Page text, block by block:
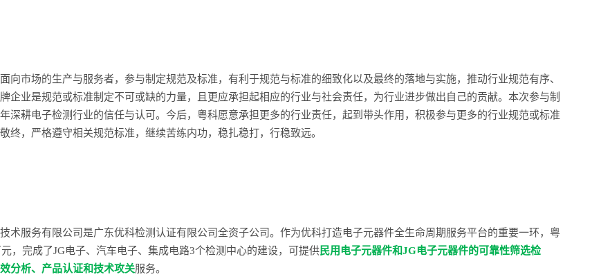
向市场的生产与服务者，参与制定规范及标准，有利于规范与标准的细致化以及最终的落地与实施，推动行业规范有序、
企业是规范或标准制定不可或缺的力量，且更应承担起相应的行业与社会责任，为行业进步做出自己的贡献。本次参与制
深耕电子检测行业的信任与认可。今后，粤科愿意承担更多的行业责任，起到带头作用，积极参与更多的行业规范或标准
终，严格遵守相关规范标准，继续苦练内功，稳扎稳打，行稳致远。
术服务有限公司是广东优科检测认证有限公司全资子公司。作为优科打造电子元器件全生命周期服务平台的重要一环，粤
，完成了JG电子、汽车电子、集成电路3个检测中心的建设，可提供民用电子元器件和JG电子元器件的可靠性筛选检
分析、产品认证和技术攻关服务。